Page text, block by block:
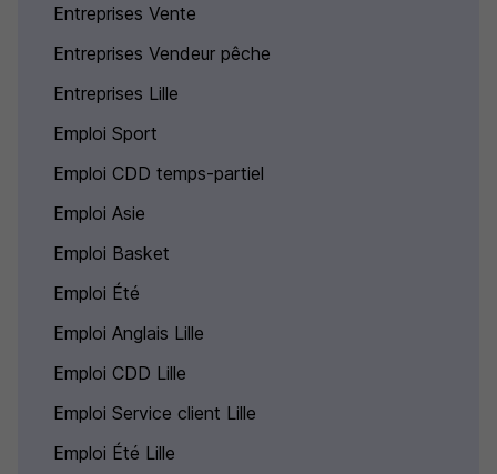
Entreprises Vente
Entreprises Vendeur pêche
Entreprises Lille
Emploi Sport
Emploi CDD temps-partiel
Emploi Asie
Emploi Basket
Emploi Été
Emploi Anglais Lille
Emploi CDD Lille
Emploi Service client Lille
Emploi Été Lille